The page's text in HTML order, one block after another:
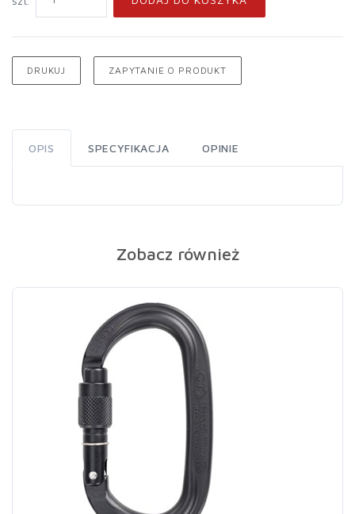
DRUKUJ ZAPYTANIE O PRODUKT
OPIS SPECYFIKACJA OPINIE
Zobacz również